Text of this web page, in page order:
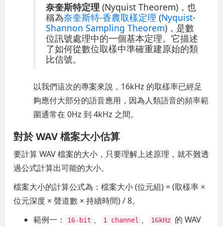
奈奎斯特定理 (Nyquist Theorem)，也
稱為奈奎斯特-香農取樣定理 (Nyquist-
Shannon Sampling Theorem)，是數
位訊號處理中的一個基本定理。它描述
了如何從數位取樣中準確重建原始的類
比信號。
以我們這次的專案來說，16kHz 的取樣率已經足
夠應付大部分的語音應用，因為人類語音的頻率範
圍通常在 0Hz 到 4kHz 之間。
對於 WAV 檔案大小估算
要計算 WAV 檔案的大小，只要理解上述原理，就不難透
過公式計算出可能的大小。
檔案大小的計算公式為：檔案大小 (位元組) = (取樣率 ×
位元深度 × 聲道數 × 持續時間) / 8。
範例一：
16-bit 、 1 channel 、 16kHz
的 WAV